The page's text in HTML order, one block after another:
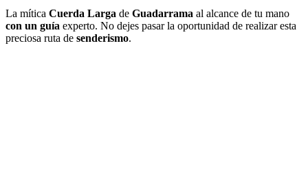
La mítica Cuerda Larga de Guadarrama al alcance de tu mano
con un guía experto. No dejes pasar la oportunidad de realizar esta
preciosa ruta de senderismo.